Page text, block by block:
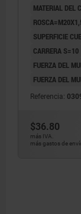
MATERIAL DEL
SUPERFICIE
CARRERA S=10
FUERZA DEL
FUERZA DEL
Referencia:
$36.80
más IVA.
más gastos de